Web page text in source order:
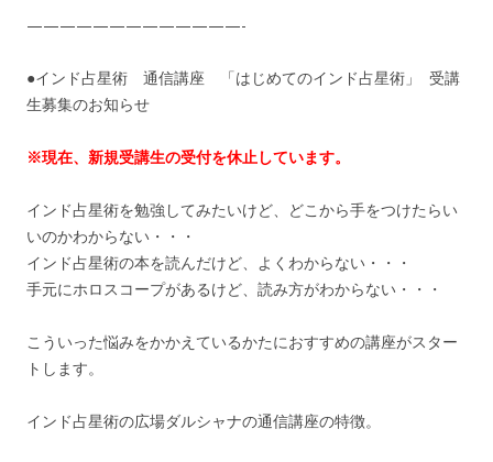
—————————————-
●インド占星術 通信講座 「はじめてのインド占星術」 受講
生募集のお知らせ
※現在、新規受講生の受付を休止しています。
インド占星術を勉強してみたいけど、どこから手をつけたらい
いのかわからない・・・
インド占星術の本を読んだけど、よくわからない・・・
手元にホロスコープがあるけど、読み方がわからない・・・
こういった悩みをかかえているかたにおすすめの講座がスター
トします。
インド占星術の広場ダルシャナの通信講座の特徴。